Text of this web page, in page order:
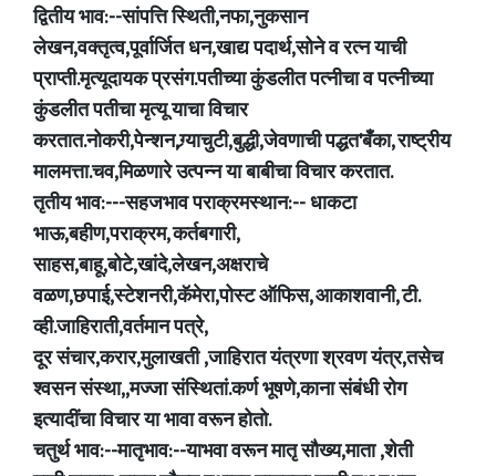
द्वितीय भाव:--सांपत्ति स्थिती,नफा,नुकसान
लेखन,वक्तृत्व,पूर्वार्जित धन,खाद्य पदार्थ,सोने व रत्न याची
प्राप्ती.मृत्यूदायक प्रसंग.पतीच्या कुंडलीत पत्नीचा व पत्नीच्या
कुंडलीत पतीचा मृत्यू याचा विचार
करतात.नोकरी,पेन्शन,ग्र्याचुटी,बुद्धी,जेवणाची पद्धत'बँका, राष्ट्रीय
मालमत्ता.चव,मिळणारे उत्पन्न या बाबीचा विचार करतात.
तृतीय भाव:---सहजभाव पराक्रमस्थान:-- धाकटा
भाऊ,बहीण,पराक्रम, कर्तबगारी,
साहस,बाहू,बोटे,खांदे,लेखन,अक्षराचे
वळण,छपाई,स्टेशनरी,कॅमेरा,पोस्ट ऑफिस, आकाशवानी, टी.
व्ही.जाहिराती,वर्तमान पत्रे,
दूर संचार,करार,मुलाखती ,जाहिरात यंत्रणा श्रवण यंत्र,तसेच
श्वसन संस्था,,मज्जा संस्थितां.कर्ण भूषणे,काना संबंधी रोग
इत्यादींचा विचार या भावा वरून होतो.
चतुर्थ भाव:--मातृभाव:--याभवा वरून मातृ सौख्य,माता ,शेती